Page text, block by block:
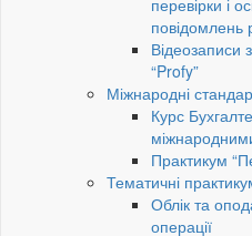
перевірки і
повідомлень
Відеозаписи
“Profy”
Міжнародні
Курс
Практикум
Тематичні
Облік та
операції